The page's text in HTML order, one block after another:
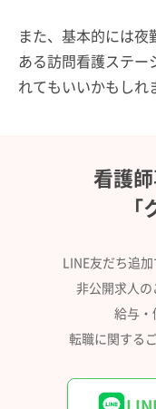
また、基本的には
ある訪問看護ステー
れてもいいかもしれ
看護
LINE友だち追
非公開求人の
給与・
転職に関する